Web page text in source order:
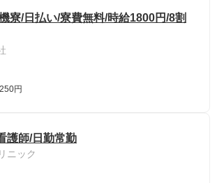
寮/日払い/寮費無料/時給1800円/8割
円
護師/日勤常勤
ニック